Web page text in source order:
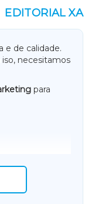
EDITORIAL XA
e de calidade.
necesitamos
para